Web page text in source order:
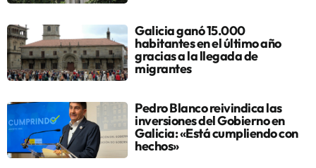
Galicia ganó 15.000
habitantes en el último año
gracias a la llegada de
migrantes
Pedro Blanco reivindica las
inversiones del Gobierno en
Galicia: «Está cumpliendo con
hechos»